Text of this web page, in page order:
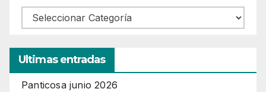
Ultimas entradas
Panticosa junio 2026